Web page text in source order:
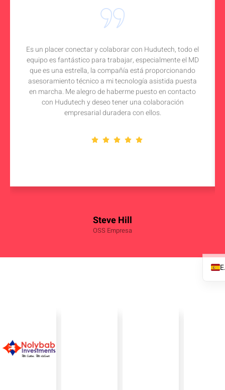
Steve Hill
OSS Empresa
Es un placer conectar y colaborar con Hudutech, todo el
equipo es fantástico para trabajar, especialmente el MD
que es una estrella, la compañía está proporcionando
asesoramiento técnico a mi tecnología asistida puesta
en marcha. Me alegro de haberme puesto en contacto
con Hudutech y deseo tener una colaboración
empresarial duradera con ellos.